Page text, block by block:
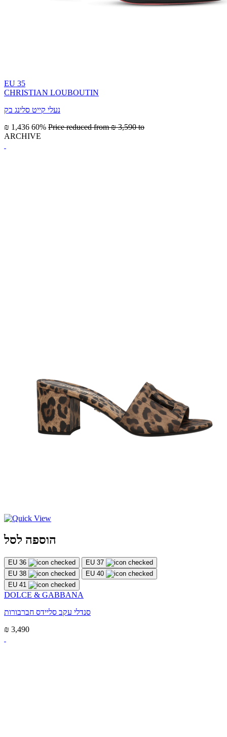
EU 35
CHRISTIAN LOUBOUTIN
נעלי קייט סלינג בק
₪ 1,436 60% Price reduced from₪ 3,590 to
ARCHIVE
הוספה לסל
EU 36
EU 37
EU 38
EU 40
EU 41
DOLCE & GABBANA
סנדלי עקב סליידס חברבורות
₪ 3,490